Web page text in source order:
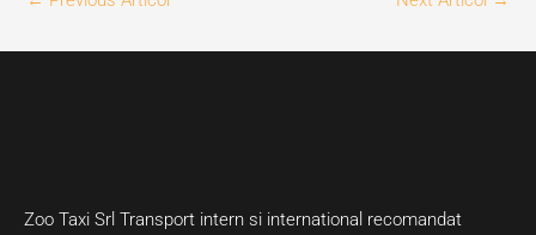
Zoo Taxi Srl Transport intern si international recomandat